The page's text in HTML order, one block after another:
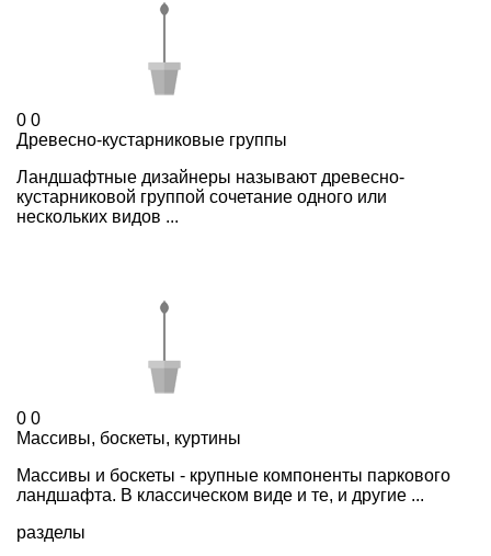
0 0
Древесно-кустарниковые группы
Ландшафтные дизайнеры называют древесно-
кустарниковой группой сочетание одного или
нескольких видов ...
0 0
Массивы, боскеты, куртины
Массивы и боскеты - крупные компоненты паркового
ландшафта. В классическом виде и те, и другие ...
разделы